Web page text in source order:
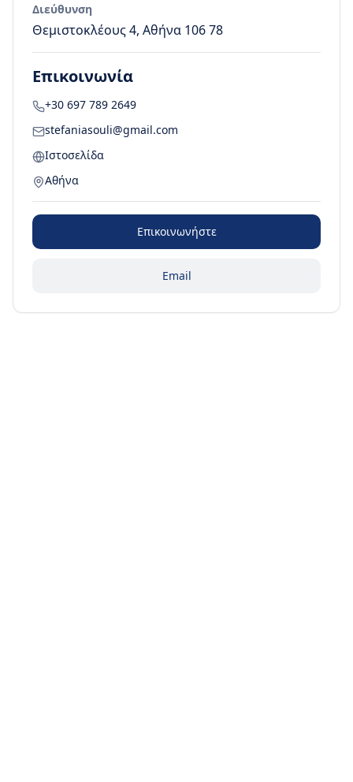
Διεύθυνση
Θεμιστοκλέους 4, Αθήνα 106 78
Επικοινωνία
+30 697 789 2649
stefaniasouli@gmail.com
Ιστοσελίδα
Αθήνα
Επικοινωνήστε
Email